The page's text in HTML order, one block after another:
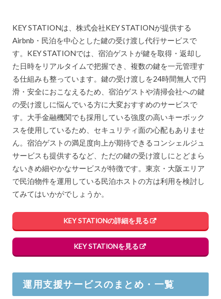
KEY STATIONは、株式会社KEY STATIONが提供する
Airbnb・民泊を中心とした鍵の受け渡し代行サービスで
す。KEY STATIONでは、宿泊ゲストが鍵を取得・返却し
た日時をリアルタイムで把握でき、複数の鍵を一元管理す
る仕組みも整っています。鍵の受け渡しを24時間無人で円
滑・安全におこなえるため、宿泊ゲストや清掃会社への鍵
の受け渡しに悩んでいる方に大変おすすめのサービスで
す。大手金融機関でも採用している強度の高いキーボック
スを使用しているため、セキュリティ面の心配もありませ
ん。宿泊ゲストの満足度向上が期待できるコンシェルジュ
サービスも提供するなど、ただの鍵の受け渡しにとどまら
ないきめ細やかなサービスが特徴です。東京・大阪エリア
で民泊物件を運用している民泊ホストの方は利用を検討し
てみてはいかがでしょうか。
KEY STATIONの詳細を見る
KEY STATIONを見る
運用支援サービスのまとめ・一覧